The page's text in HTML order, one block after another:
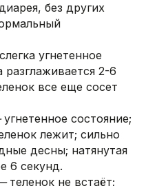
без других
угнетенное
разглаживается 2-6
все еще сосет
угнетенное состояние;
лежит; сильно
десны; натянутая
6 секунд.
теленок не встаёт;